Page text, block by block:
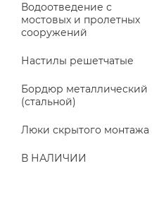
Водоотведение с
мостовых и пролетных
сооружений
Настилы решетчатые
Бордюр металлический
(стальной)
Люки скрытого монтажа
В НАЛИЧИИ